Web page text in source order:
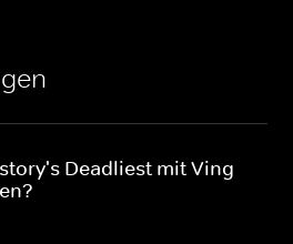
Deadliest mit Ving